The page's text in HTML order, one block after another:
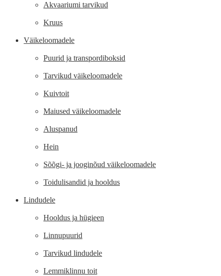
Akvaariumi tarvikud
Kruus
Väikeloomadele
Puurid ja transpordiboksid
Tarvikud väikeloomadele
Kuivtoit
Maiused väikeloomadele
Aluspanud
Hein
Sõõgi- ja jooginõud väikeloomadele
Toidulisandid ja hooldus
Lindudele
Hooldus ja hügieen
Linnupuurid
Tarvikud lindudele
Lemmiklinnu toit